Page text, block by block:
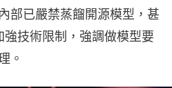
部已嚴禁蒸餾開源模型，甚
技術限制，強調做模型要
。